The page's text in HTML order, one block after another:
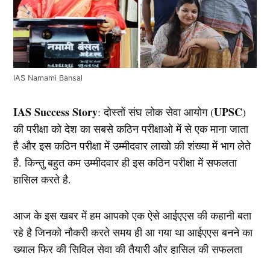
IAS Namami Bansal
IAS Success Story: दोस्तों संघ लोक सेवा आयोग (UPSC)
की परीक्षा को देश का सबसे कठिन परीक्षाओ में से एक माना जाता
है और इस कठिन परीक्षा में उम्मीदवार लाखो की शंख्या में भाग लेते
है. किन्तु बहुत कम उम्मीदवार ही इस कठिन परीक्षा में सफलता
हासिल करते है.
आज के इस खबर में हम आपको एक ऐसे आईएएस की कहानी बता
रहे है जिनको नौकरी करते समय ही आ गया था आईएएस बनने का
ख्याल फिर की सिविल सेवा की तैयारी और हासिल की सफलता